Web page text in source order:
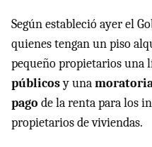
Según estableció ayer el
quienes tengan un piso
pequeño propietarios una
públicosy unamoratoria
pago de la renta para los
propietarios de viviendas.